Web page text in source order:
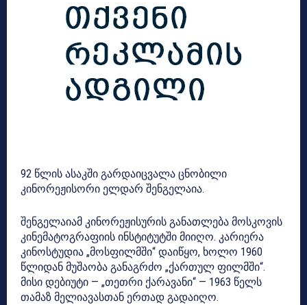
92 წლის ასაკში გარდაიცვალა ცნობილი
კინორეჟისორი ელდარ შენგელაია.
შენგელაიამ კინორეჟისურის განათლება მოსკოვის
კინემატოგრაფიის ინსტიტუტში მიიღო. კარიერა
კინოსტუდია „მოსფილმში“ დაიწყო, ხოლო 1960
წლიდან მუშაობა განაგრძო „ქართულ ფილმში“.
მისი დებიუტი — „თეთრი ქარავანი“ — 1963 წელს
თამაზ მელიავასთან ერთად გადაიღო.